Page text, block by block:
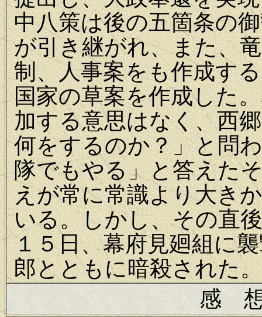
中八策は後の五箇条の
が引き継がれ、また、
制、人事案をも作成す
国家の草案を作成した
加する意思はなく、西
何をするのか？」と問
隊でもやる」と答えた
えが常に常識より大き
いる。しかし、その直
１５日、幕府見廻組に
郎とともに暗殺された。
感